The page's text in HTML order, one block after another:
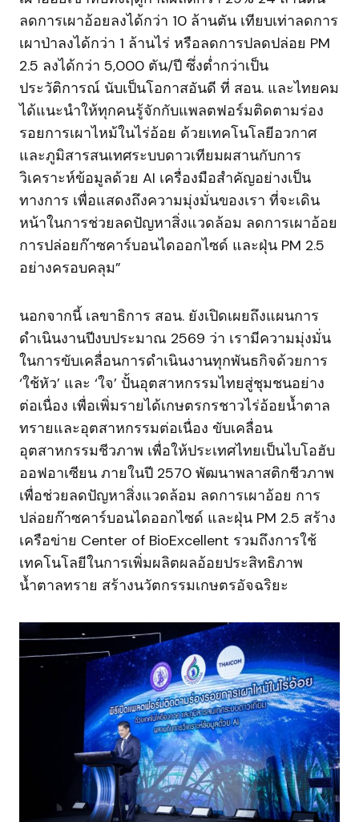
ลดการเผาอ้อยลงได้กว่า 10 ล้านตัน เทียบเท่าลดการ
เผาป่าลงได้กว่า 1 ล้านไร่ หรือลดการปลดปล่อย PM
2.5 ลงได้กว่า 5,000 ตัน/ปี ซึ่งต่ำกว่าเป็น
ประวัติการณ์ นับเป็นโอกาสอันดี ที่ สอน. และไทยคม
ได้แนะนำให้ทุกคนรู้จักกับแพลตฟอร์มติดตามร่อง
รอยการเผาไหม้ในไร่อ้อย ด้วยเทคโนโลยีอวกาศ
และภูมิสารสนเทศระบบดาวเทียมผสานกับการ
วิเคราะห์ข้อมูลด้วย AI เครื่องมือสำคัญอย่างเป็น
ทางการ เพื่อแสดงถึงความมุ่งมั่นของเรา ที่จะเดิน
หน้าในการช่วยลดปัญหาสิ่งแวดล้อม ลดการเผาอ้อย
การปล่อยก๊าซคาร์บอนไดออกไซด์ และฝุ่น PM 2.5
อย่างครอบคลุม”
นอกจากนี้ เลขาธิการ สอน. ยังเปิดเผยถึงแผนการ
ดำเนินงานปีงบประมาณ 2569 ว่า เรามีความมุ่งมั่น
ในการขับเคลื่อนการดำเนินงานทุกพันธกิจด้วยการ
‘ใช้หัว’ และ ‘ใจ’ ปั้นอุตสาหกรรมไทยสู่ชุมชนอย่าง
ต่อเนื่อง เพื่อเพิ่มรายได้เกษตรกรชาวไร่อ้อยน้ำตาล
ทรายและอุตสาหกรรมต่อเนื่อง ขับเคลื่อน
อุตสาหกรรมชีวภาพ เพื่อให้ประเทศไทยเป็นไบโอฮับ
ออฟอาเซียน ภายในปี 2570 พัฒนาพลาสติกชีวภาพ
เพื่อช่วยลดปัญหาสิ่งแวดล้อม ลดการเผาอ้อย การ
ปล่อยก๊าซคาร์บอนไดออกไซด์ และฝุ่น PM 2.5 สร้าง
เครือข่าย Center of BioExcellent รวมถึงการใช้
เทคโนโลยีในการเพิ่มผลิตผลอ้อยประสิทธิภาพ
น้ำตาลทราย สร้างนวัตกรรมเกษตรอัจฉริยะ